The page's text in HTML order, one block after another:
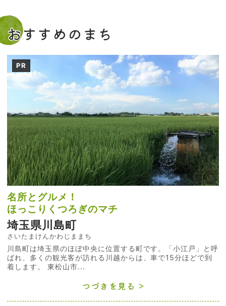
おすすめのまち
PR
名所とグルメ！
ほっこりくつろぎのマチ
埼玉県川島町
さいたまけんかわじままち
川島町は埼玉県のほぼ中央に位置する町です。「小江戸」と呼
ばれ、多くの観光客が訪れる川越からは、車で15分ほどで到
着します。 東松山市...
つづきを見る